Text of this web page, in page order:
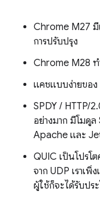
Chrome M27 มี
การปรับปรุง
Chrome M28 ท
แคชแบบง่ายของ
SPDY / HTTP/
อย่างมาก มีโมดูล
Apache และ
QUIC เป็นโปรโ
จาก UDP เราเพิ่
ผู้ใช้ก็จะได้รับปร